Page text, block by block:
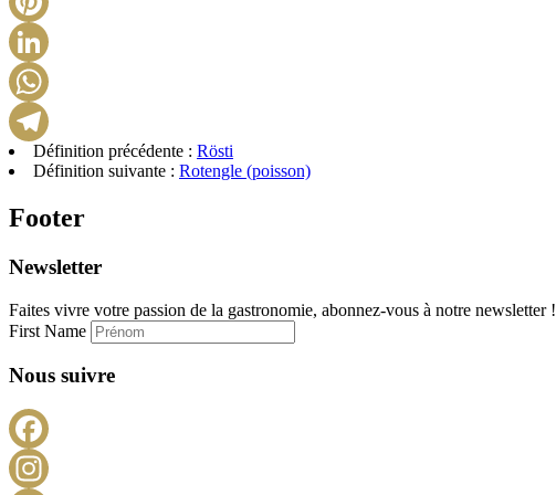
Définition précédente : Rösti
Définition suivante : Rotengle (poisson)
Footer
Newsletter
Faites vivre votre passion de la gastronomie, abonnez-vous à notre newsletter !
First Name
Nous suivre